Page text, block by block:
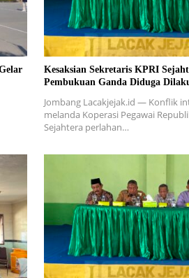
Kesaksian Sekretaris KPRI
Pembukuan Ganda Diduga
Jombang Lacakjejak.id — Konflik
melanda Koperasi Pegawai
Sejahtera perlahan…